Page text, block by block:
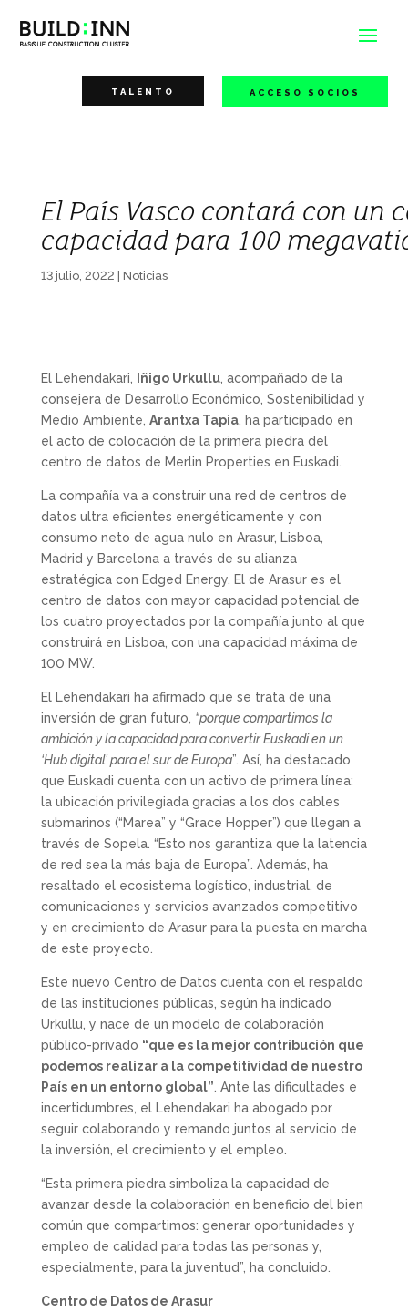
TALENTO ACCESO SOCIOS
El País Vasco contará con un
capacidad para 100
13 julio, 2022 Noticias
El Lehendakari, Iñigo Urkullu, acompañado de la
consejera de Desarrollo Económico, Sostenibilidad y
Medio Ambiente, Arantxa Tapia, ha participado en
el acto de colocación de la primera piedra del
centro de datos de Merlin Properties en Euskadi.
La compañía va a construir una red de centros de
datos ultra eficientes energéticamente y con
consumo neto de agua nulo en Arasur, Lisboa,
Madrid y Barcelona a través de su alianza
estratégica con Edged Energy. El de Arasur es el
centro de datos con mayor capacidad potencial de
los cuatro proyectados por la compañía junto al que
construirá en Lisboa, con una capacidad máxima de
100 MW.
El Lehendakari ha afirmado que se trata de una
inversión de gran futuro, “porque compartimos la
ambición y la capacidad para convertir Euskadi en un
‘Hub digital’ para el sur de Europa”. Así, ha destacado
que Euskadi cuenta con un activo de primera línea:
la ubicación privilegiada gracias a los dos cables
submarinos (“Marea” y “Grace Hopper”) que llegan a
través de Sopela. “Esto nos garantiza que la latencia
de red sea la más baja de Europa”. Además, ha
resaltado el ecosistema logístico, industrial, de
comunicaciones y servicios avanzados competitivo
y en crecimiento de Arasur para la puesta en marcha
de este proyecto.
Este nuevo Centro de Datos cuenta con el respaldo
de las instituciones públicas, según ha indicado
Urkullu, y nace de un modelo de colaboración
público-privado “que es la mejor contribución que
podemos realizar a la competitividad de nuestro
País en un entorno global” . Ante las dificultades e
incertidumbres, el Lehendakari ha abogado por
seguir colaborando y remando juntos al servicio de
la inversión, el crecimiento y el empleo.
“Esta primera piedra simboliza la capacidad de
avanzar desde la colaboración en beneficio del bien
común que compartimos: generar oportunidades y
empleo de calidad para todas las personas y,
especialmente, para la juventud”, ha concluido.
Centro de Datos de Arasur